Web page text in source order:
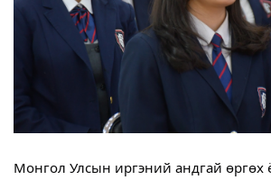
Монгол Улсын иргэний андгай өргөх